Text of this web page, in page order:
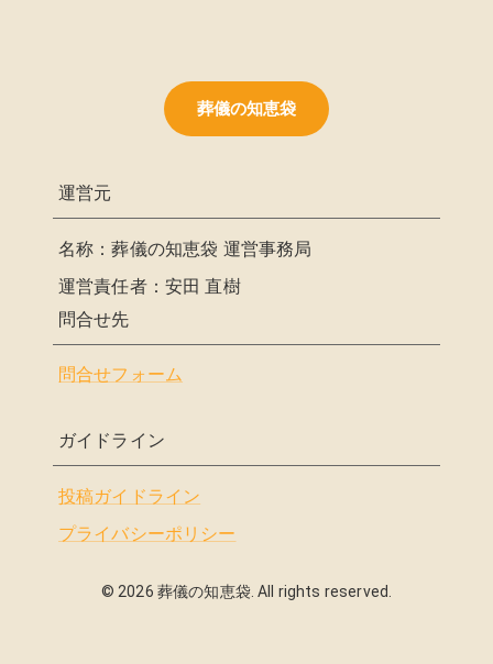
葬儀の知恵袋
運営元
名称：葬儀の知恵袋 運営事務局
運営責任者：安田 直樹
問合せ先
問合せフォーム
ガイドライン
投稿ガイドライン
プライバシーポリシー
© 2026 葬儀の知恵袋. All rights reserved.